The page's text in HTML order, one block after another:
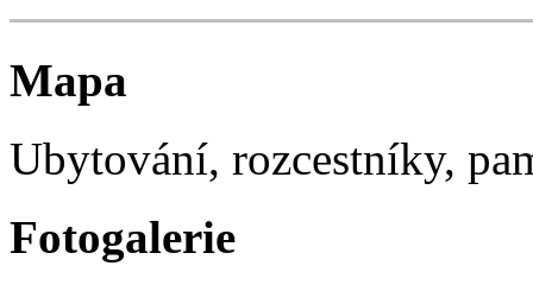
Mapa
Ubytování, rozcestníky,
Fotogalerie